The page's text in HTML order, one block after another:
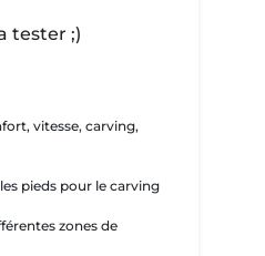
tester ;)
vitesse, carving,
pieds pour le carving
zones de